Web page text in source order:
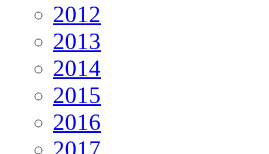
2012
2013
2014
2015
2016